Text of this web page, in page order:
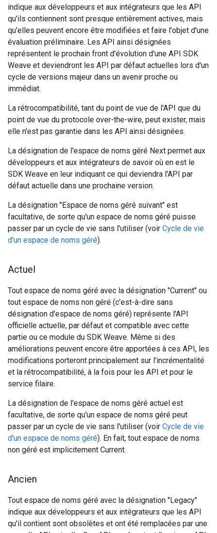
indique aux développeurs et aux intégrateurs que les API
qu'ils contiennent sont presque entièrement actives, mais
qu'elles peuvent encore être modifiées et faire l'objet d'une
évaluation préliminaire. Les API ainsi désignées
représentent le prochain front d'évolution d'une API SDK
Weave et deviendront les API par défaut actuelles lors d'un
cycle de versions majeur dans un avenir proche ou
immédiat.
La rétrocompatibilité, tant du point de vue de l'API que du
point de vue du protocole over-the-wire, peut exister, mais
elle n'est pas garantie dans les API ainsi désignées.
La désignation de l'espace de noms géré Next permet aux
développeurs et aux intégrateurs de savoir où en est le
SDK Weave en leur indiquant ce qui deviendra l'API par
défaut actuelle dans une prochaine version.
La désignation "Espace de noms géré suivant" est
facultative, de sorte qu'un espace de noms géré puisse
passer par un cycle de vie sans l'utiliser (voir Cycle de vie
d'un espace de noms géré).
Actuel
Tout espace de noms géré avec la désignation "Current" ou
tout espace de noms non géré (c'est-à-dire sans
désignation d'espace de noms géré) représente l'API
officielle actuelle, par défaut et compatible avec cette
partie ou ce module du SDK Weave. Même si des
améliorations peuvent encore être apportées à ces API, les
modifications porteront principalement sur l'incrémentalité
et la rétrocompatibilité, à la fois pour les API et pour le
service filaire.
La désignation de l'espace de noms géré actuel est
facultative, de sorte qu'un espace de noms géré peut
passer par un cycle de vie sans l'utiliser (voir Cycle de vie
d'un espace de noms géré). En fait, tout espace de noms
non géré est implicitement Current.
Ancien
Tout espace de noms géré avec la désignation "Legacy"
indique aux développeurs et aux intégrateurs que les API
qu'il contient sont obsolètes et ont été remplacées par une